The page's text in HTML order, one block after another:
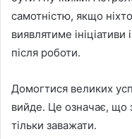
самотністю, якщо
виявлятиме
після роботи.
Домогтися великих
вийде. Це означає, що
тільки заважати.